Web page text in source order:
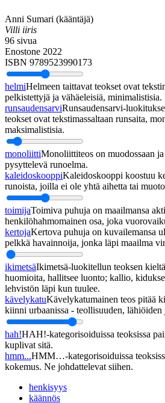
Anni Sumari (kääntäjä)
Villi iiris
96 sivua
Enostone 2022
ISBN 9789523990173
helmiHelmeen taittavat teokset ovat
pelkistettyjä ja vähäeleisiä, minimalistisia.
runsaudensarviRunsaudensarvi-
teokset ovat tekstimassaltaan runsaita,
maksimalistisia.
monoliittiMonoliittiteos on muodossaan
pysyttelevä runoelma.
kaleidoskooppiKaleidoskooppi koostuu
runoista, joilla ei ole yhtä aihetta tai
toimijaToimiva puhuja on maailmansa
henkilöhahmomainen osa, joka
kertojaKertova puhuja on kuvailemansa
pelkkä havainnoija, jonka läpi maailma
ikimetsäIkimetsä-luokitellun teoksen
huomioita, hallitsee luonto; kallio,
lehvistön läpi kun tuulee.
kävelykatuKävelykatumainen teos pitää
kiinni urbaanissa - teollisuuden, lähiöiden
hah!HAH!-kategorisoiduissa teoksissa
kuplivat sitä.
hmm...HMM…-kategorisoiduissa
kokemus. Ne johdattelevat siihen.
henkisyys
käännös